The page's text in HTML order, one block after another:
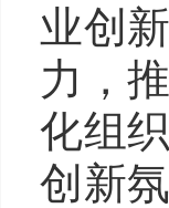
业创
力，
化组
创新